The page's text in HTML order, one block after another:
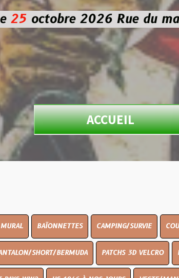
2026Rue du marché
ACCUEIL
CAMPING/SURVIE COUTELLERIE
BERMUDA PATCHS 3D VELCRO PEINTURE